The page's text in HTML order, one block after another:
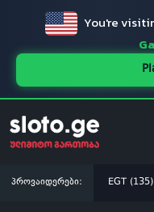
You're
პროვაიდერები: EGT (135)